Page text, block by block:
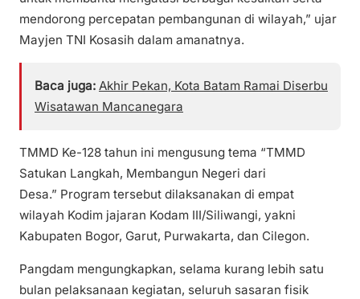
mendorong percepatan pembangunan di wilayah,” ujar
Mayjen TNI Kosasih dalam amanatnya.
Baca juga: Akhir Pekan, Kota Batam Ramai Diserbu
Wisatawan Mancanegara
TMMD Ke-128 tahun ini mengusung tema “TMMD
Satukan Langkah, Membangun Negeri dari
Desa.” Program tersebut dilaksanakan di empat
wilayah Kodim jajaran Kodam III/Siliwangi, yakni
Kabupaten Bogor, Garut, Purwakarta, dan Cilegon.
Pangdam mengungkapkan, selama kurang lebih satu
bulan pelaksanaan kegiatan, seluruh sasaran fisik